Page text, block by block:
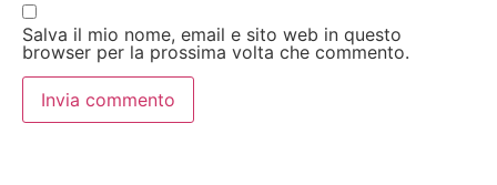
Salva il mio nome, email e sito web in questo
browser per la prossima volta che commento.